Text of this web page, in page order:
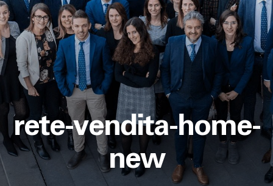
rete-vendita-home-
new